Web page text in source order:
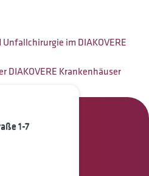
im DIAKOVERE
DIAKOVERE Krankenhäuser
1-7